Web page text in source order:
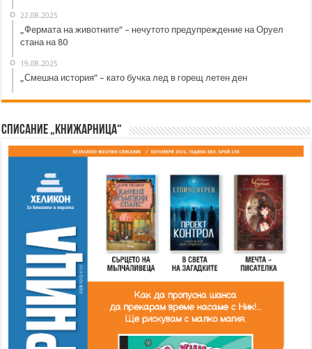
22.08.2025
„Фермата на животните“ – нечутото предупреждение на Оруел
стана на 80
19.08.2025
„Смешна история“ – като бучка лед в горещ летен ден
Списание „Книжарница“